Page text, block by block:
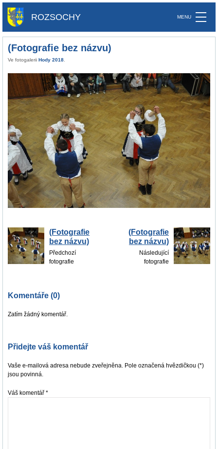
ROZSOCHY
(Fotografie bez názvu)
Ve fotogalerii Hody 2018
(Fotografie
bez názvu)
Předchozí
fotografie
(Fotografie
bez názvu)
Následující
fotografie
Komentáře (0)
Zatím žádný komentář.
Přidejte váš komentář
Vaše e-mailová adresa nebude zveřejněna. Pole označená hvězdičkou (*)
jsou povinná.
Váš komentář *